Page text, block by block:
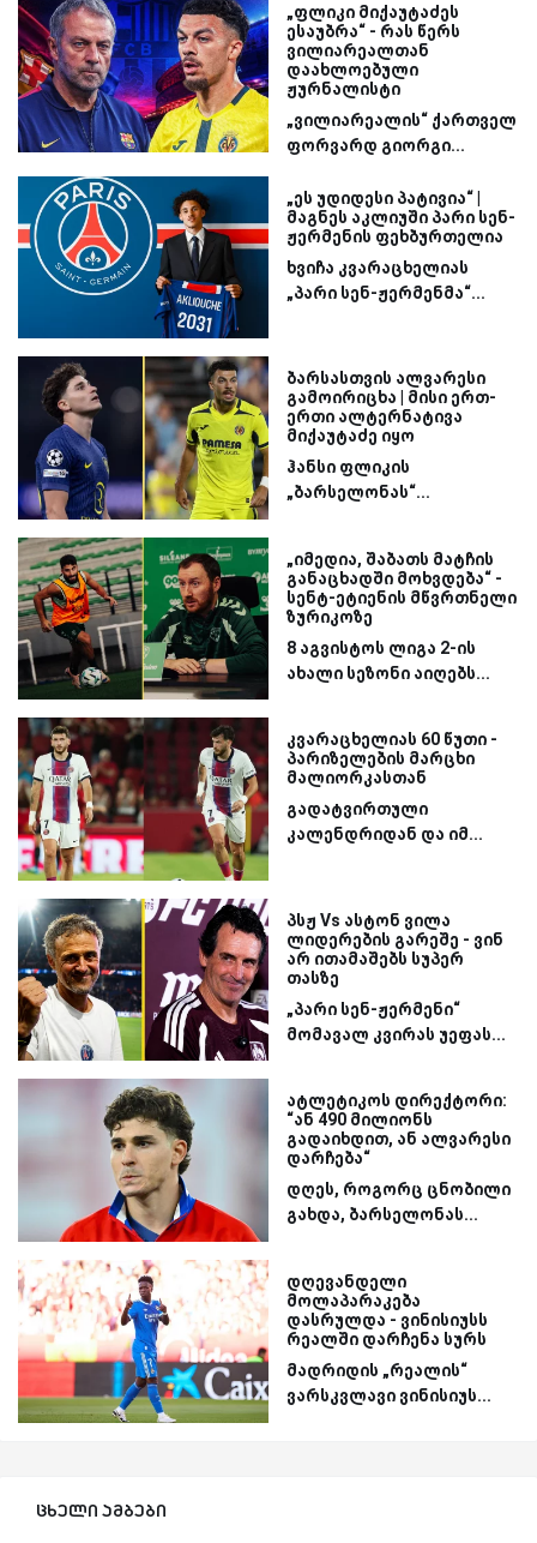
„ფლიკი მიქაუტაძეს
ესაუბრა“ - რას წერს
ვილიარეალთან
დაახლოებული
ჟურნალისტი
„ვილიარეალის“ ქართველ
ფორვარდ გიორგი...
„ეს უდიდესი პატივია“ |
მაგნეს აკლიუში პარი სენ-
ჟერმენის ფეხბურთელია
ხვიჩა კვარაცხელიას
„პარი სენ-ჟერმენმა“...
ბარსასთვის ალვარესი
გამოირიცხა | მისი ერთ-
ერთი ალტერნატივა
მიქაუტაძე იყო
ჰანსი ფლიკის
„ბარსელონას“...
„იმედია, შაბათს მატჩის
განაცხადში მოხვდება“ -
სენტ-ეტიენის მწვრთნელი
ზურიკოზე
8 აგვისტოს ლიგა 2-ის
ახალი სეზონი აიღებს...
კვარაცხელიას 60 წუთი -
პარიზელების მარცხი
მალიორკასთან
გადატვირთული
კალენდრიდან და იმ...
პსჟ Vs ასტონ ვილა
ლიდერების გარეშე - ვინ
არ ითამაშებს სუპერ
თასზე
„პარი სენ-ჟერმენი“
მომავალ კვირას უეფას...
ატლეტიკოს დირექტორი:
“ან 490 მილიონს
გადაიხდით, ან ალვარესი
დარჩება“
დღეს, როგორც ცნობილი
გახდა, ბარსელონას...
დღევანდელი
მოლაპარაკება
დასრულდა - ვინისიუსს
რეალში დარჩენა სურს
მადრიდის „რეალის“
ვარსკვლავი ვინისიუს...
ცხელი ამბები